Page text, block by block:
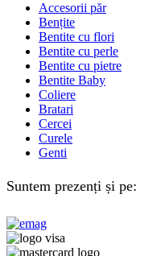
Accesorii păr
Bențite
Bentite cu flori
Bentite cu perle
Bentite cu pietre
Bentite Baby
Coliere
Bratari
Cercei
Curele
Genti
Suntem prezenți și pe: